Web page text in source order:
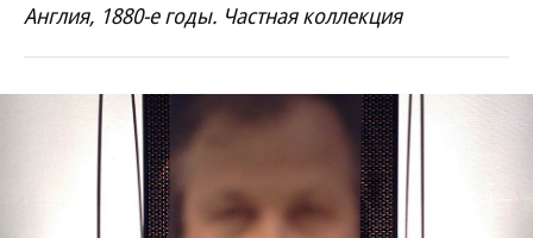
Англия, 1880-е годы. Частная коллекция